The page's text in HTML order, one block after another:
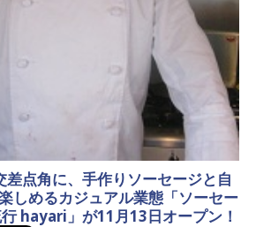
差点角に、手作りソーセージと自
しめるカジュアル業態「ソーセー
hayari」が11月13日オープン！